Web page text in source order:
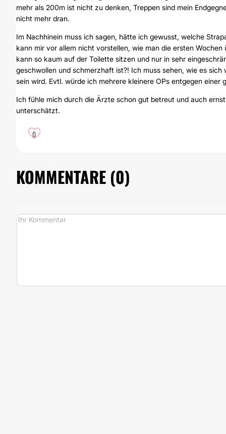
mehr als 200m ist nicht zu denken, Treppen sind mein
nicht mehr dran.
Im Nachhinein muss ich sagen, hätte ich gewusst, welche
kann mir vor allem nicht vorstellen, wie man die ersten
kann so kaum auf der Toilette sitzen und nur in sehr
geschwollen und schmerzhaft ist?! Ich muss sehen, wie es
sein wird. Evtl. würde ich mehrere kleinere OPs entgegen
Ich fühle mich durch die Ärzte schon gut betreut und auch
unterschätzt.
0
KOMMENTARE (0)